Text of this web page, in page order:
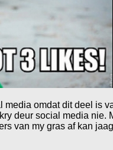
media omdat dit deel is
deur social media
van my gras af kan